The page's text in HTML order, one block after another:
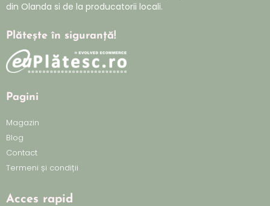
din Olanda si de la producatorii locali.
Plătește în siguranță!
Pagini
Magazin
Blog
Contact
Termeni și condiții
Acces rapid